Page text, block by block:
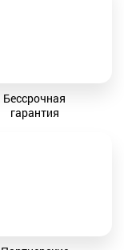
Бессрочная
гарантия